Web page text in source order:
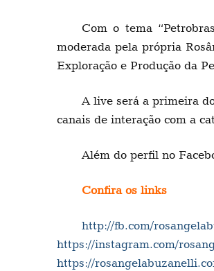
Com o tema
moderada pela própria
Exploração e Produção da
A live será a primeira
canais de interação com a
Além do perfil no
Confira os links
http://fb.com/
https://instagram.com/
https://